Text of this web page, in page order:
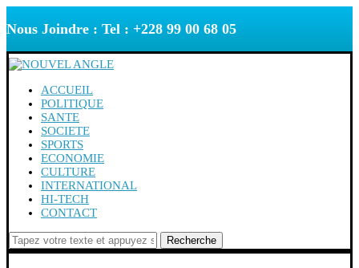
Nous Joindre : Tel : +228 99 00 68 05
ACCUEIL
POLITIQUE
SANTE
SOCIETE
SPORTS
ECONOMIE
CULTURE
INTERNATIONAL
HI-TECH
CONTACT
Recherche